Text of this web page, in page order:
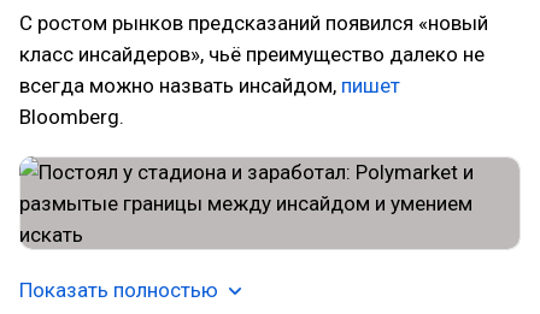
С ростом рынков предсказаний появился «новый
класс инсайдеров», чьё преимущество далеко не
всегда можно назвать инсайдом, пишет
Bloomberg.
Показать полностью